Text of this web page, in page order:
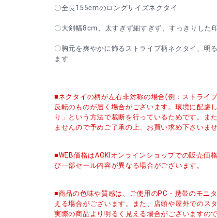
〇全長155cmのロングサイズネクタイ
〇大剣幅8cm、太すぎず細すぎず、すっきりした
〇胸元を爽やかに飾るストライプ柄ネクタイ、明
ます
■ネクタイの柄が左右非対称の場合(例：ストライ
反転のものが届く場合がございます。環境に配慮
り」という方法で裁断を行っているためです。ま
ませんので予めご了承の上、お買い求め下さいま
■WEB価格はAOKIオンラインショップでの販売価
び一部セール内容が異なる場合がございます。
■商品の色味や質感は、ご使用のPC・携帯のモニ
える場合がございます。また、店頭や屋外でのス
実際の商品より明るく見える場合がございますの